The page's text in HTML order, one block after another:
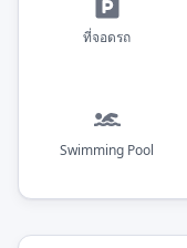
ที่จอดรถ
Swimming Pool